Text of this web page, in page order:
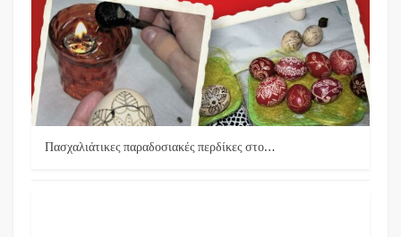
Πασχαλιάτικες παραδοσιακές περδίκες στο…